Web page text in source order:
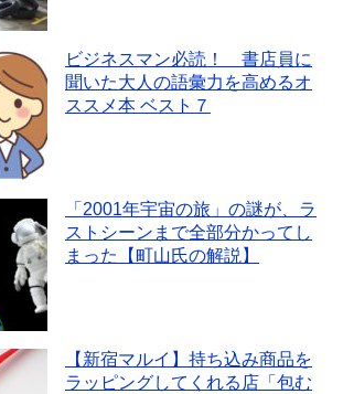
ビジネスマン必読！ 書店員に
聞いた大人の語彙力を高めるオ
ススメ本 ベスト７
「2001年宇宙の旅」の謎が、ラ
ストシーンまで全部分かってし
まった【町山氏の解説】
【新宿マルイ】持ち込み商品を
ラッピングしてくれる店「包む